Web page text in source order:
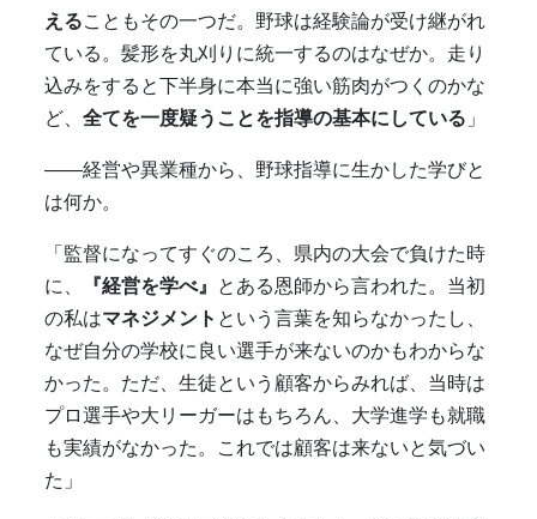
えることもその一つだ。野球は経験論が受け継がれ
ている。髪形を丸刈りに統一するのはなぜか。走り
込みをすると下半身に本当に強い筋肉がつくのかな
ど、全てを一度疑うことを指導の基本にしている 」
――経営や異業種から、野球指導に生かした学びと
は何か。
「監督になってすぐのころ、県内の大会で負けた時
に、
『経営を学べ』 とある恩師から言われた。当初
の私はマネジメント という言葉を知らなかったし、
なぜ自分の学校に良い選手が来ないのかもわからな
かった。ただ、生徒という顧客からみれば、当時は
プロ選手や大リーガーはもちろん、大学進学も就職
も実績がなかった。これでは顧客は来ないと気づい
た」